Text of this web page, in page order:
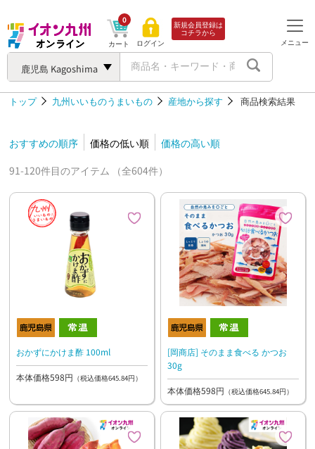
鹿児島 Kagoshima
カート
0
ログイン
新規会員登録は
コチラから
メニュー
トップ 九州いいものうまいもの 産地から探す 商品検索結果
おすすめの順序 価格の低い順
価格の高い順
91-120件目のアイテム （全604件）
おかずにかけま酢 100ml
本体価格598円 （税込価格645.84円）
[岡商店] そのまま食べる かつお
30g
本体価格598円 （税込価格645.84円）